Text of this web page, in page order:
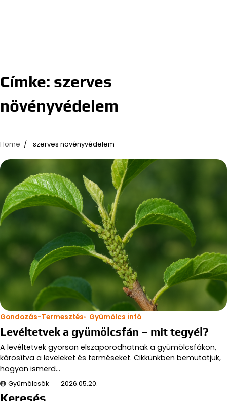
Címke: szerves
növényvédelem
Home szerves növényvédelem
Gondozás-Termesztés Gyümölcs infó
Levéltetvek a gyümölcsfán – mit tegyél?
A levéltetvek gyorsan elszaporodhatnak a gyümölcsfákon,
károsítva a leveleket és terméseket. Cikkünkben bemutatjuk,
hogyan ismerd…
Gyümölcsök 2026.05.20.
Keresés